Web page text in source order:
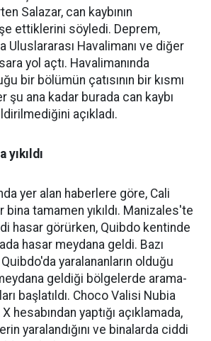
Salazar, can kaybının
ettiklerini söyledi. Deprem,
Uluslararası Havalimanı ve diğer
yol açtı. Havalimanında
bir bölümün çatısının bir kısmı
şu ana kadar burada can kaybı
açıkladı.
yıkıldı
yer alan haberlere göre, Cali
bina tamamen yıkıldı. Manizales'te
hasar görürken, Quibdo kentinde
hasar meydana geldi. Bazı
yaralananların olduğu
geldiği bölgelerde arama-
başlatıldı. Choco Valisi Nubia
hesabından yaptığı açıklamada,
yaralandığını ve binalarda ciddi